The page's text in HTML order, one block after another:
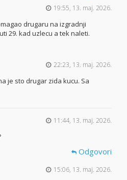
19:55, 13. maj. 2026.
drugaru na izgradnji
29. kad uzlecu a tek naleti.
22:23, 13. maj. 2026.
je sto drugar zida kucu. Sa
11:44, 13. maj. 2026.
Odgovori
15:06, 13. maj. 2026.